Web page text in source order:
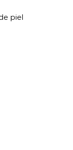
piel